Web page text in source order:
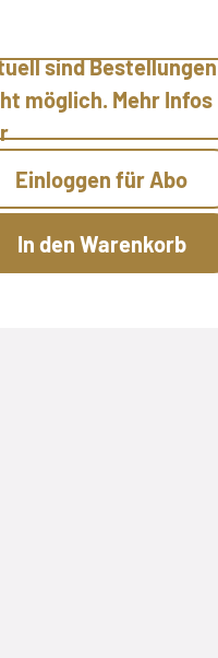
sind Bestellungen
möglich. Mehr Infos
Einloggen für Abo